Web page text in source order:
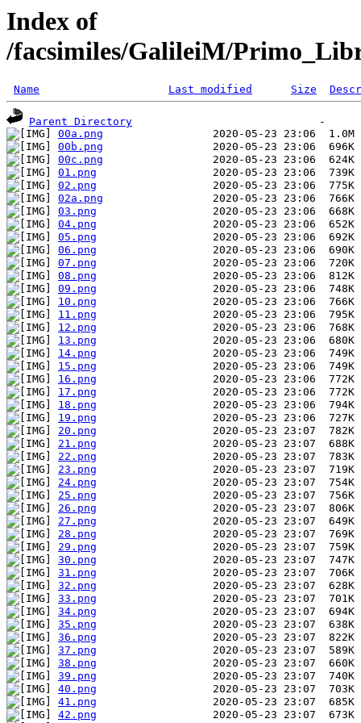
Index of
/facsimiles/GalileiM/
Name Last modified Size
Parent Directory
00a.png
00b.png
00c.png
01.png
02.png
02a.png
03.png
04.png
05.png
06.png
07.png
08.png
09.png
10.png
11.png
12.png
13.png
14.png
15.png
16.png
17.png
18.png
19.png
20.png
21.png
22.png
23.png
24.png
25.png
26.png
27.png
28.png
29.png
30.png
31.png
32.png
33.png
34.png
35.png
36.png
37.png
38.png
39.png
40.png
41.png
42.png